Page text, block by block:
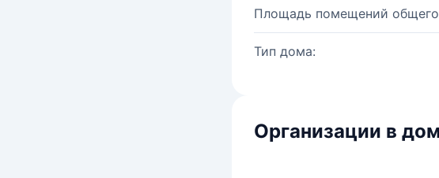
Площадь помещений
Тип дома:
Организации в